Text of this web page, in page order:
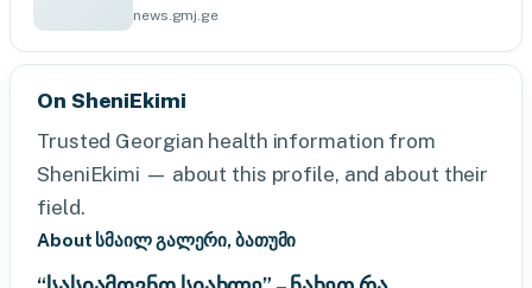
news.gmj.ge
On SheniEkimi
Trusted Georgian health information from
SheniEkimi — about this profile, and about their
field.
About სმაილ გალერი, ბათუმი